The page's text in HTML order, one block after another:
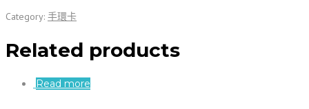
Category: 手環卡
Related products
Read more